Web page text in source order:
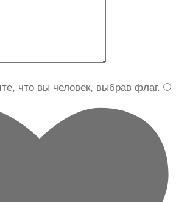
что вы человек, выбрав флаг.